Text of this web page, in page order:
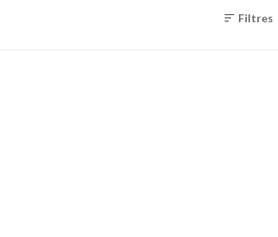
Filtres